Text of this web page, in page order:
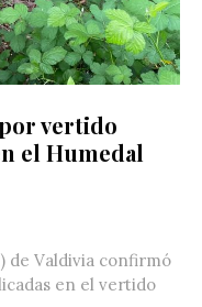
vertido
el Humedal
de Valdivia confirmó
en el vertido